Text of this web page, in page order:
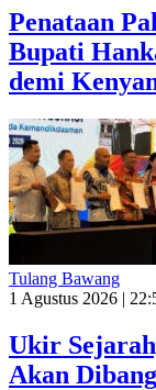
Penataan
Bupati
demi
Tulang Bawang
1 Agustus 2026 |
Ukir
Akan